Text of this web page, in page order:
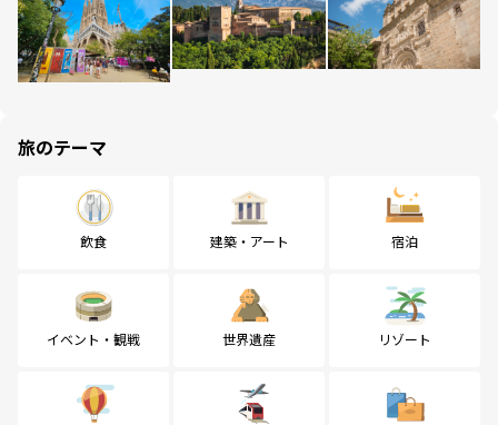
旅のテーマ
飲食 建築・アート 宿泊
イベント・観戦 世界遺産 リゾート